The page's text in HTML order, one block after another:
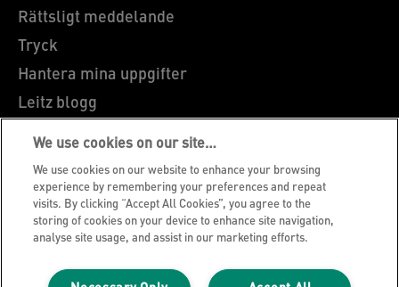
Rättsligt meddelande
Tryck
Hantera mina uppgifter
Leitz blogg
Karriärer
Leitz EasyPrint
Kundservice
Vägledning för återvinning av förpackningar
Garantivillkor
Försäkran om överensstämmelse
We use cookies on our site…
We use cookies on our website to enhance your browsing
experience by remembering your preferences and repeat
visits. By clicking “Accept All Cookies”, you agree to the
storing of cookies on your device to enhance site navigation,
analyse site usage, and assist in our marketing efforts.